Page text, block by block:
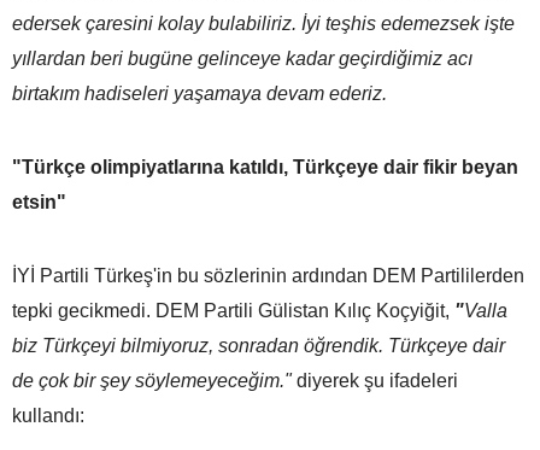
edersek çaresini kolay bulabiliriz. İyi teşhis edemezsek işte
yıllardan beri bugüne gelinceye kadar geçirdiğimiz acı
birtakım hadiseleri yaşamaya devam ederiz.
"Türkçe olimpiyatlarına katıldı, Türkçeye dair fikir beyan
etsin"
İYİ Partili Türkeş'in bu sözlerinin ardından DEM Partililerden
tepki gecikmedi. DEM Partili Gülistan Kılıç Koçyiğit, "Valla
biz Türkçeyi bilmiyoruz, sonradan öğrendik. Türkçeye dair
de çok bir şey söylemeyeceğim."diyerek şu ifadeleri
kullandı: